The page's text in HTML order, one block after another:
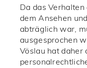
Da das
dem Ansehen
abträglich war,
ausgesprochen
Vöslau hat daher